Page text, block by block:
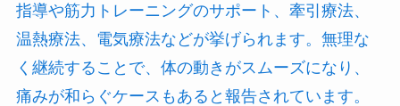
指導や筋力トレーニングのサポート、牽引療法、
温熱療法、電気療法などが挙げられます。無理な
く継続することで、体の動きがスムーズになり、
痛みが和らぐケースもあると報告されています。